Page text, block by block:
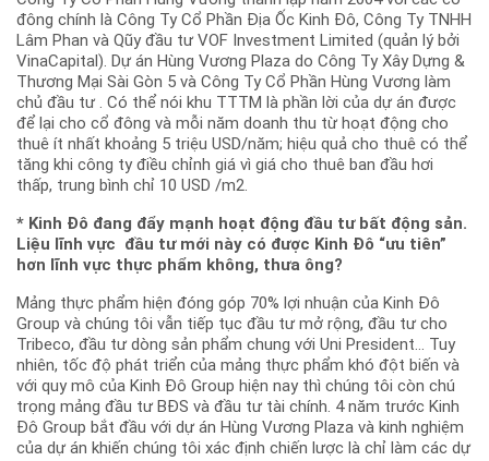
đông chính là Công Ty Cổ Phần Địa Ốc Kinh Đô, Công Ty TNHH
Lâm Phan và Qũy đầu tư VOF Investment Limited (quản lý bởi
VinaCapital). Dự án Hùng Vương Plaza do Công Ty Xây Dựng &
Thương Mại Sài Gòn 5 và Công Ty Cổ Phần Hùng Vương làm
chủ đầu tư . Có thể nói khu TTTM là phần lời của dự án được
để lại cho cổ đông và mỗi năm doanh thu từ hoạt động cho
thuê ít nhất khoảng 5 triệu USD/năm; hiệu quả cho thuê có thể
tăng khi công ty điều chỉnh giá vì giá cho thuê ban đầu hơi
thấp, trung bình chỉ 10 USD /m2.
* Kinh Đô đang đẩy mạnh hoạt động đầu tư bất động sản.
Liệu lĩnh vực đầu tư mới này có được Kinh Đô “ưu tiên”
hơn lĩnh vực thực phẩm không, thưa ông?
Mảng thực phẩm hiện đóng góp 70% lợi nhuận của Kinh Đô
Group và chúng tôi vẫn tiếp tục đầu tư mở rộng, đầu tư cho
Tribeco, đầu tư dòng sản phẩm chung với Uni President... Tuy
nhiên, tốc độ phát triển của mảng thực phẩm khó đột biến và
với quy mô của Kinh Đô Group hiện nay thì chúng tôi còn chú
trọng mảng đầu tư BĐS và đầu tư tài chính. 4 năm trước Kinh
Đô Group bắt đầu với dự án Hùng Vương Plaza và kinh nghiệm
của dự án khiến chúng tôi xác định chiến lược là chỉ làm các dự